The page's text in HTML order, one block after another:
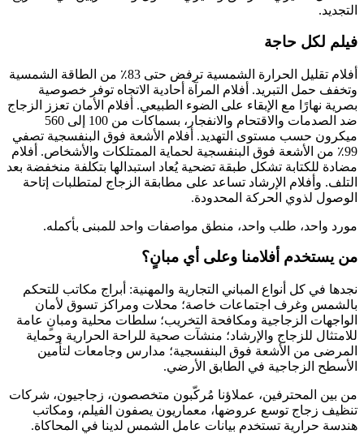
التجديد.
فيلم لكل حاجة
أفلام تقليل الحرارة الشمسية ترفض حتى 83٪ من الطاقة الشمسية
وتخفف حمل التبريد. أفلام المرآة أحادية الاتجاه توفر خصوصية
بصرية نهارًا مع الإبقاء على الضوء الطبيعي. أفلام الأمان تعزز الزجاج
ضد الصدمات والاقتحام والانفجار، بسماكات من 100 إلى 560
ميكرون حسب مستوى التهديد. أفلام الأشعة فوق البنفسجية تصفي
99٪ من الأشعة فوق البنفسجية لحماية الممتلكات والأشخاص. أفلام
مضادة للكتابة تشكل طبقة تضحية يُعاد استبدالها بتكلفة منخفضة بعد
التلف. وأفلام الإرشاد تساعد على مطابقة الزجاج لمتطلبات إتاحة
الوصول لذوي الحركة المحدودة.
مورد واحد، طلب واحد، منطق مواصفات واحد للمبنى بأكمله.
من يستخدم أفلامنا وعلى أي مبانٍ؟
نجدها في كل أنواع المباني التجارية والمهنية: أبراج مكاتب للتحكم
بالشمس وغرف اجتماعات خاصة؛ محلات ومراكز تسوق لأمان
الواجهات الزجاجية ومكافحة التخريب؛ سلطات محلية ومبانٍ عامة
للامتثال للزجاج والإرشاد؛ منشآت صحية للراحة الحرارية وحماية
المرضى من الأشعة فوق البنفسجية؛ مدارس وجامعات لتأمين
الأسطح الزجاجية في الطابق الأرضي.
من بين المحترفين، عملاؤنا مُركّبون متخصصون، زجاجيون، شركات
تنظيف زجاج توسع عروضها، معماريون يصفون الفيلم، ومكاتب
هندسة حرارية تستخدم بيانات عامل الشمس لدينا في المحاكاة.